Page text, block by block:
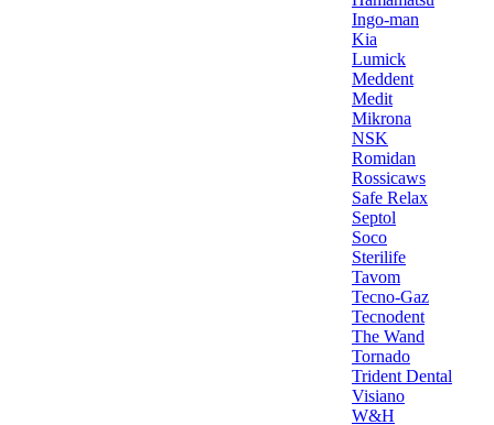
Ingo-man
Kia
Lumick
Meddent
Medit
Mikrona
NSK
Romidan
Rossicaws
Safe Relax
Septol
Soco
Sterilife
Tavom
Tecno-Gaz
Tecnodent
The Wand
Tornado
Trident Dental
Visiano
W&H